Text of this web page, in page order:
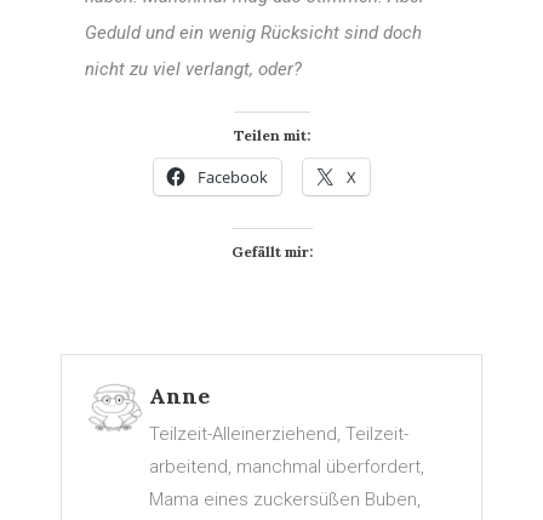
Geduld und ein wenig Rücksicht sind doch
nicht zu viel verlangt, oder?
Teilen mit:
Facebook X
Gefällt mir:
Anne
Teilzeit-Alleinerziehend, Teilzeit-
arbeitend, manchmal überfordert,
Mama eines zuckersüßen Buben,